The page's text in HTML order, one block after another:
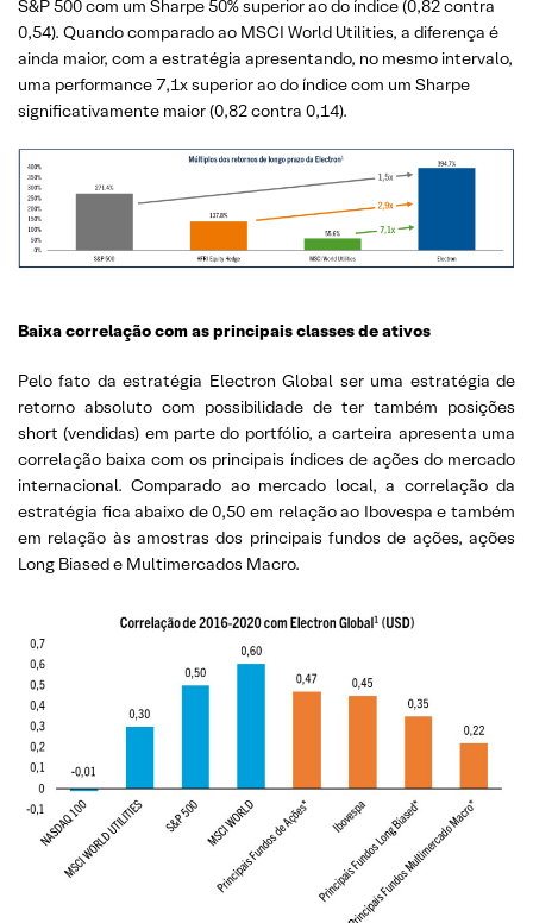
S&P 500 com um Sharpe 50% superior ao do índice (0,82 contra
0,54). Quando comparado ao MSCI World Utilities, a diferença é
ainda maior, com a estratégia apresentando, no mesmo intervalo,
uma performance 7,1x superior ao do índice com um Sharpe
significativamente maior (0,82 contra 0,14).
Baixa correlação com as principais classes de ativos
Pelo fato da estratégia Electron Global ser uma estratégia de
retorno absoluto com possibilidade de ter também posições
short (vendidas) em parte do portfólio, a carteira apresenta uma
correlação baixa com os principais índices de ações do mercado
internacional. Comparado ao mercado local, a correlação da
estratégia fica abaixo de 0,50 em relação ao Ibovespa e também
em relação às amostras dos principais fundos de ações, ações
Long Biased e Multimercados Macro.